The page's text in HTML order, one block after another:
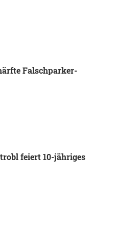
Falschparker-
feiert 10-jähriges